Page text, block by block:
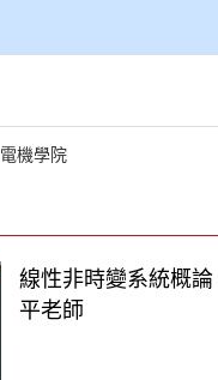
電機學院
線性非時變系統概
平老師